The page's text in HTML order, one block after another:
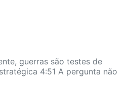
guerras são testes de
4:51 A pergunta não